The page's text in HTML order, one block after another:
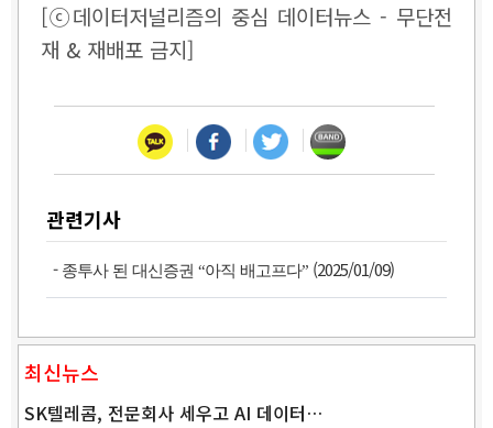
[ⓒ데이터저널리즘의 중심 데이터뉴스 - 무단전
재 & 재배포 금지]
관련기사
- 종투사 된 대신증권 “아직 배고프다” (2025/01/09)
최신뉴스
SK텔레콤, 전문회사 세우고 AI 데이터…